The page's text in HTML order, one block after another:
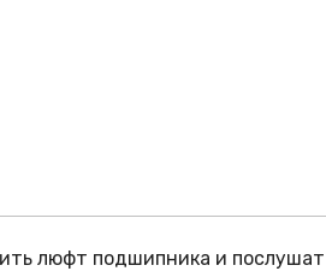
люфт подшипника и